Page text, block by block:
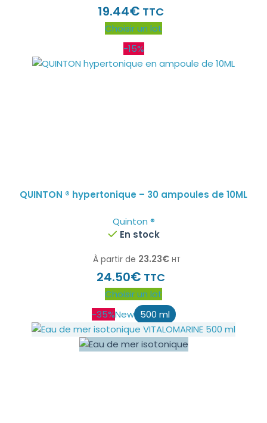
19.44€ TTC
Choisir un lot
-15%
QUINTON ® hypertonique – 30 ampoules de 10ML
Quinton ®
En stock
À partir de 23.23€ HT
24.50€ TTC
Choisir un lot
-35%New 500 ml